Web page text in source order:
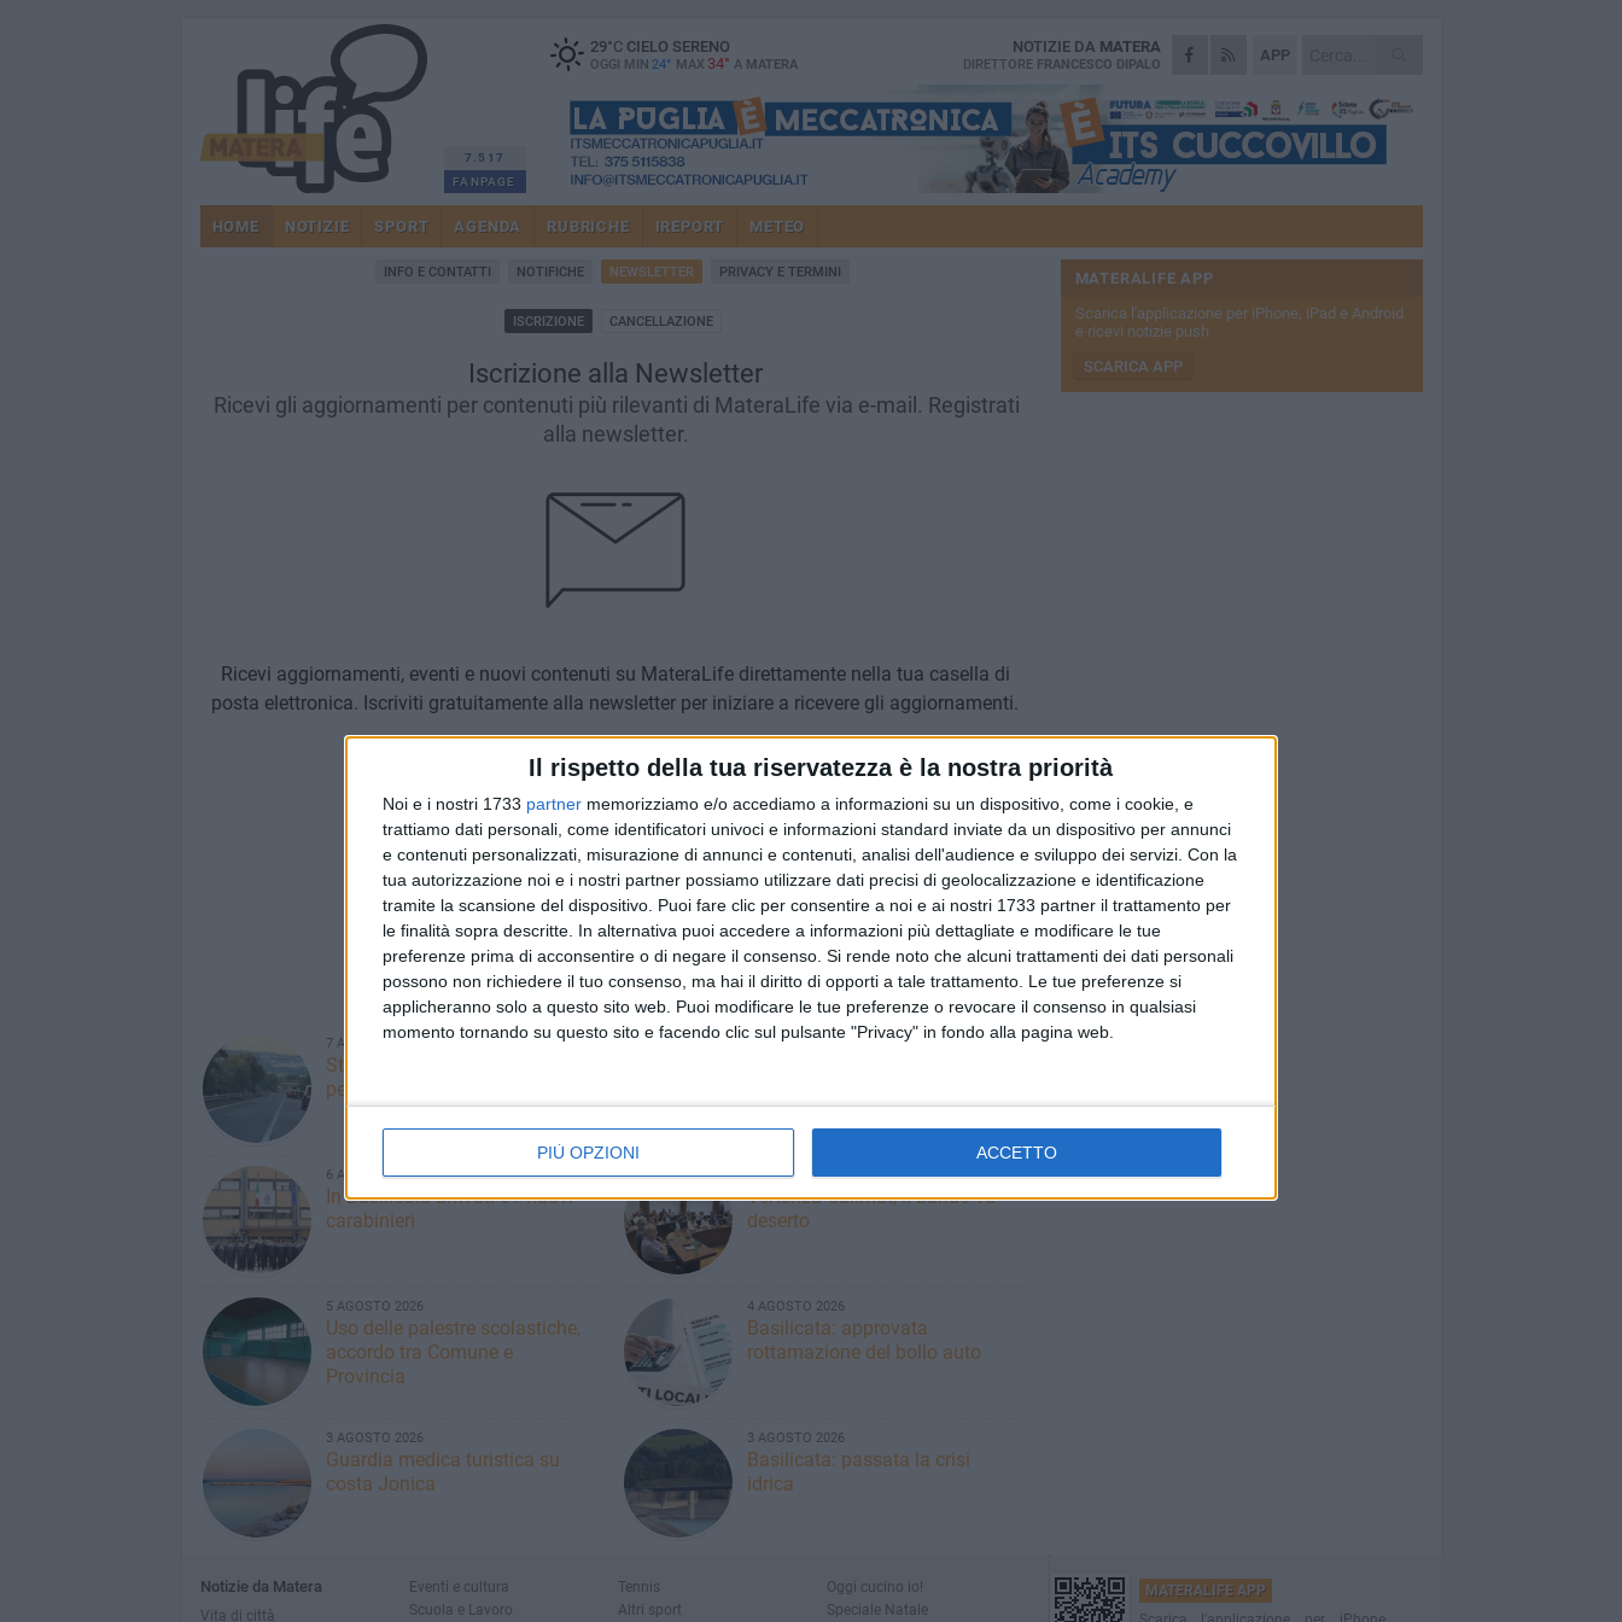
Il rispetto della tua riservatezza è la nostra priorità
Noi e i nostri 1733 partner memorizziamo e/o accediamo a informazioni su un dispositivo, come i cookie, e
trattiamo dati personali, come identificatori univoci e informazioni standard inviate da un dispositivo per annunci
e contenuti personalizzati, misurazione di annunci e contenuti, analisi dell'audience e sviluppo dei servizi. Con la
tua autorizzazione noi e i nostri partner possiamo utilizzare dati precisi di geolocalizzazione e identificazione
tramite la scansione del dispositivo. Puoi fare clic per consentire a noi e ai nostri 1733 partner il trattamento per
le finalità sopra descritte. In alternativa puoi accedere a informazioni più dettagliate e modificare le tue
preferenze prima di acconsentire o di negare il consenso. Si rende noto che alcuni trattamenti dei dati personali
possono non richiedere il tuo consenso, ma hai il diritto di opporti a tale trattamento. Le tue preferenze si
applicheranno solo a questo sito web. Puoi modificare le tue preferenze o revocare il consenso in qualsiasi
momento tornando su questo sito e facendo clic sul pulsante "Privacy" in fondo alla pagina web.
PIÙ OPZIONI ACCETTO
7.517
FANPAGE
29°CCIELO SERENO
OGGI MIN 24° MAX 34° A MATERA
APP
NOTIZIE DA MATERA
DIRETTORE FRANCESCO DIPALO
HOME NOTIZIE SPORT AGENDA RUBRICHE IREPORT METEO
INFO E CONTATTI NOTIFICHE NEWSLETTER PRIVACY E TERMINI
ISCRIZIONE CANCELLAZIONE
Iscrizione alla Newsletter
Ricevi gli aggiornamenti per contenuti più rilevanti di MateraLife via e-mail. Registrati
alla newsletter.
Ricevi aggiornamenti, eventi e nuovi contenuti su MateraLife direttamente nella tua casella di
posta elettronica. Iscriviti gratuitamente alla newsletter per iniziare a ricevere gli aggiornamenti.
Iscriviti
Iscrivendoti accetti itermini e laprivacy policy
NOTIZIE E AGGIORNAMENTI RECENTI
7 AGOSTO 2026
Strade: ultimo parere positivo
per il bypass di Matera
7 AGOSTO 2026
6 AGOSTO 2026
In Basilicata arrivati 61 nuovi
carabinieri
5 AGOSTO 2026
Vertenza Callmat, il bando va
deserto
5 AGOSTO 2026
Uso delle palestre scolastiche,
accordo tra Comune e
Provincia
4 AGOSTO 2026
Basilicata: approvata
rottamazione del bollo auto
3 AGOSTO 2026
Guardia medica turistica su
costa Jonica
3 AGOSTO 2026
Basilicata: passata la crisi
idrica
MATERALIFE APP
Scarica l'applicazione per iPhone, iPad e Android
e ricevi notizie push
SCARICA APP
Notizie da Matera
Vita di città
Eventi e cultura
Scuola e Lavoro
Tennis
Altri sport
Oggi cucino io!
Speciale Natale
MATERALIFE APP